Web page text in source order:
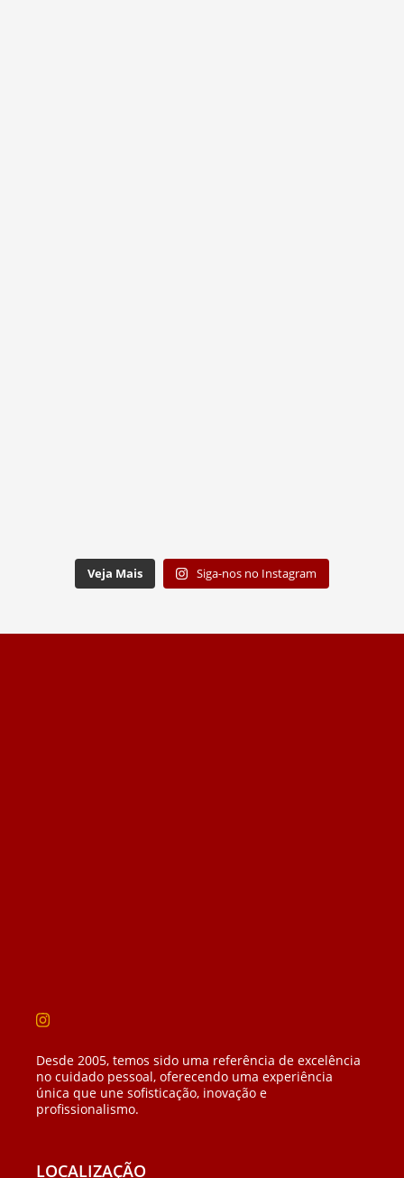
Veja Mais Siga-nos no Instagram
Desde 2005, temos sido uma referência de excelência
no cuidado pessoal, oferecendo uma experiência
única que une sofisticação, inovação e
profissionalismo.
LOCALIZAÇÃO